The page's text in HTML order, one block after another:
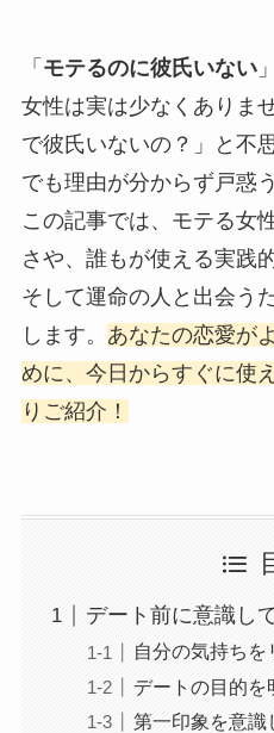
「 モテるのに彼氏いない
女性は実は少なくありま
で彼氏いないの？」と不
でも理由が分からず戸惑
この記事では、モテる女
さや、誰もが使える実践
そして運命の人と出会う
します。 あなたの恋愛が
めに、今日からすぐに使
りご紹介！
デート前に意識し
自分の気持ちを
デートの目的を
第一印象を意識